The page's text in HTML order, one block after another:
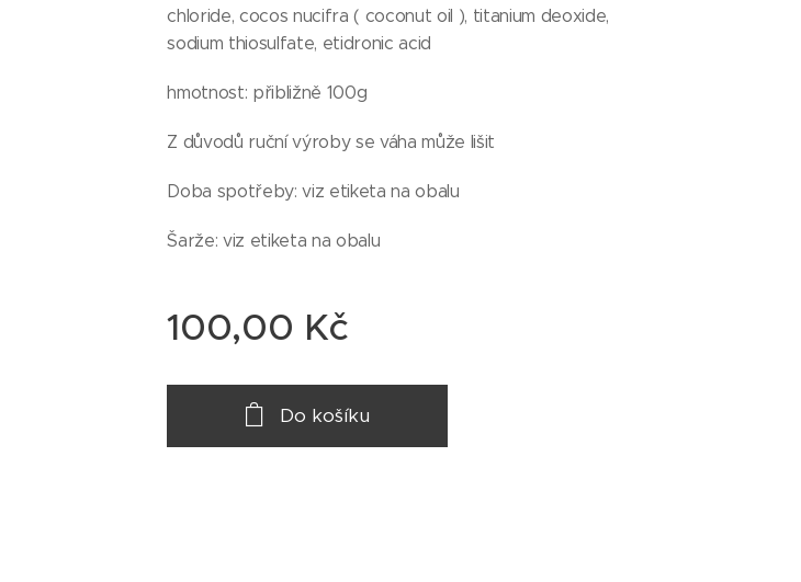
chloride, cocos nucifra ( coconut oil ), titanium deoxide,
sodium thiosulfate, etidronic acid
hmotnost: přibližně 100g
Z důvodů ruční výroby se váha může lišit
Doba spotřeby: viz etiketa na obalu
Šarže: viz etiketa na obalu
100,00 Kč
Do košíku